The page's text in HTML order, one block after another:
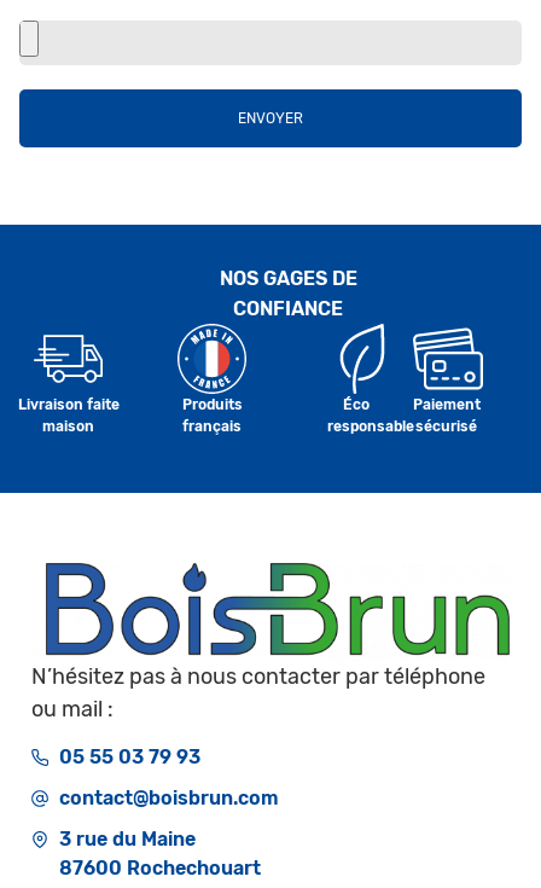
ENVOYER
NOS GAGES DE
CONFIANCE
Livraison faite
maison
Produits
français
Éco
responsable
Paiement
sécurisé
N’hésitez pas à nous contacter par téléphone
ou mail :
05 55 03 79 93
contact@boisbrun.com
3 rue du Maine
87600 Rochechouart